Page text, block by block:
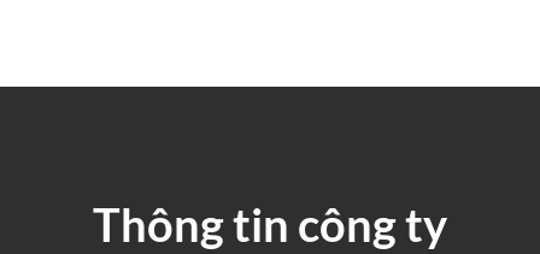
Thông tin công ty